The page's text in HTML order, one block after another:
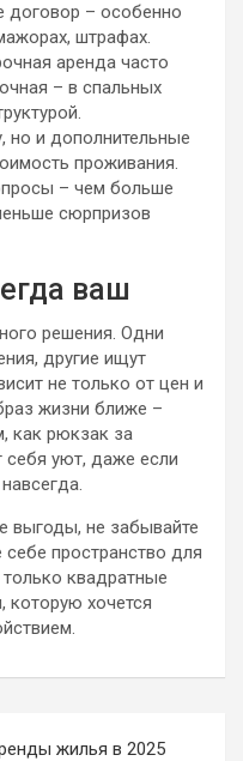
договор – особенно
штрафах.
аренда часто
– в спальных
но и дополнительные
проживания.
– чем больше
сюрпризов
ваш
решения. Одни
другие ищут
не только от цен и
жизни ближе –
как рюкзак за
себя уют, даже если
выгоды, не забывайте
себе пространство для
квадратные
которую хочется
жилья в 2025